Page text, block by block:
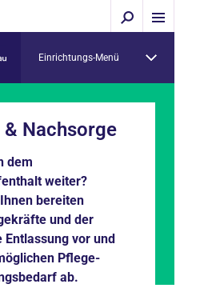
Einrichtungs-Menü
& Nachsorge
dem
weiter?
bereiten
und der
vor und
Pflege-
ab.